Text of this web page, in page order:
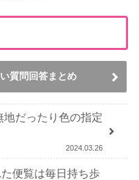
質問回答まとめ
地だったり色の指定
2024.03.26
便覧は毎日持ち歩